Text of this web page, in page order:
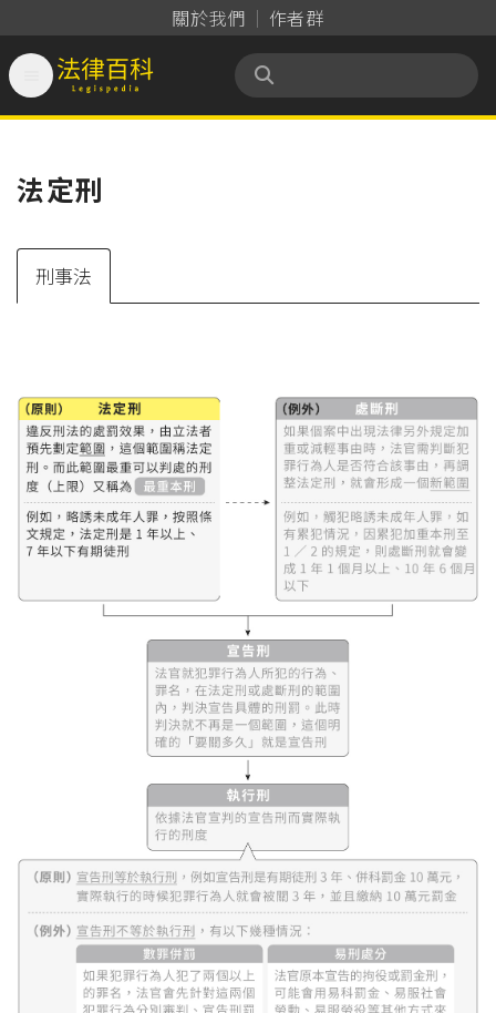
關於我們 作者群
法律百科 Legispedia
法定刑
刑事法